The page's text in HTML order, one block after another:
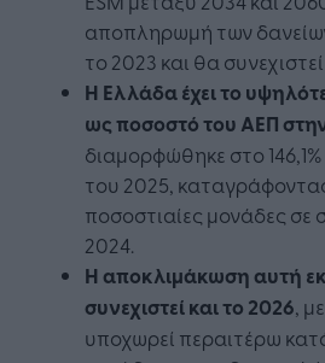
αποπληρωμή των
το 2023 και θα
Η Ελλάδα έχει το
ως ποσοστό του ΑΕΠ
διαμορφώθηκε στο
του 2025,
ποσοστιαίες μονάδες σε
2024.
Η αποκλιμάκωση αυτή
συνεχιστεί και το 2026,
υποχωρεί περαιτέρω